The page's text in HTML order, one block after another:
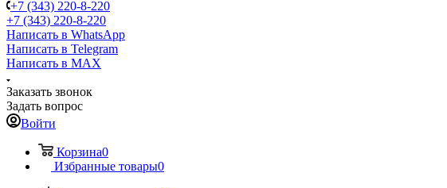
+7 (343) 220-8-220
+7 (343) 220-8-220
Написать в WhatsApp
Написать в Telegram
Написать в MAX
Заказать звонок
Задать вопрос
Войти
Корзина0
Избранные товары0